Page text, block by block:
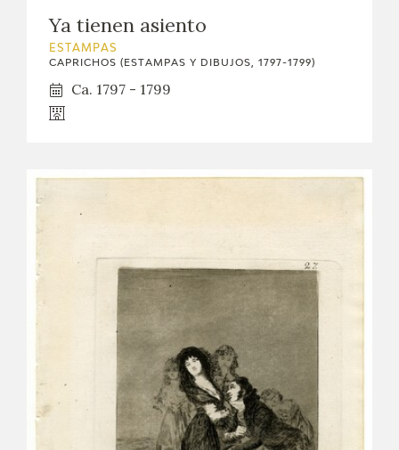
Ya tienen asiento
ESTAMPAS
CAPRICHOS (ESTAMPAS Y DIBUJOS, 1797-1799)
Ca. 1797 - 1799